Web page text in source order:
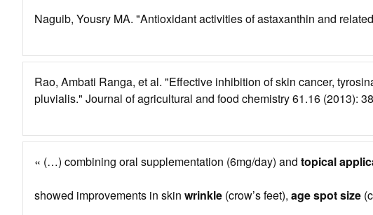
Naguib, Yousry MA. "Antioxidant activities of astaxanthin and
Rao, Ambati Ranga, et al. "Effective inhibition of skin cancer,
pluvialis." Journal of agricultural and food chemistry 61.16 (2013):
« (…) combining oral supplementation (6mg/day) and topical
showed improvements in skin wrinkle (crow’s feet), age spot size